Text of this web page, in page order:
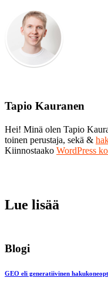
Tapio Kauranen
Hei! Minä olen Tapio
toinen perustaja, sekä &
Kiinnostaako WordPress
Lue lisää
Blogi
GEO eli generatiivinen